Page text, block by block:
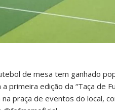
de mesa tem ganhado
primeira edição da “Taça de
praça de eventos do local,